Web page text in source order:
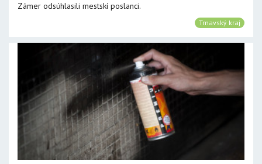
Zámer odsúhlasili mestskí poslanci.
Trnavský kraj